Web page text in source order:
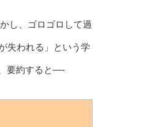
し、ゴロゴロして過
失われる」という学
要約すると—-